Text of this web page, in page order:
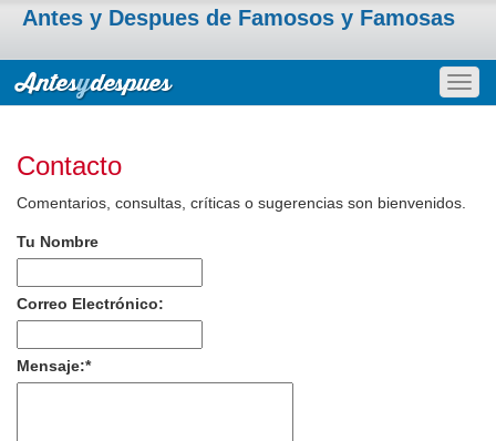
Antes y Despues de Famosos y Famosas
Contacto
Comentarios, consultas, críticas o sugerencias son bienvenidos.
Tu Nombre
Correo Electrónico:
Mensaje:*